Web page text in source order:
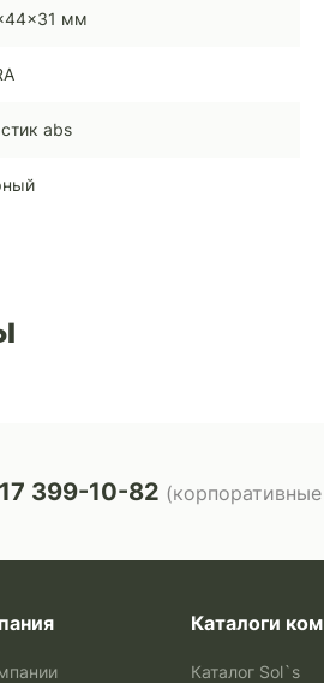
мм
abs
399-10-82
Каталоги
Каталог Sol`s